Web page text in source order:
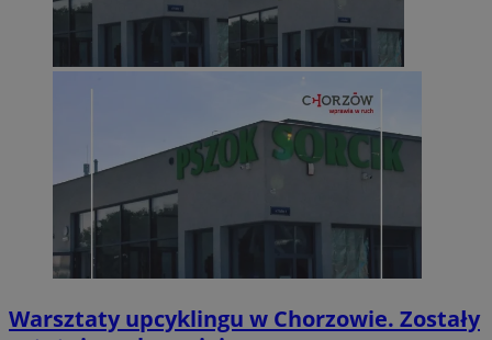
Warsztaty upcyklingu w Chorzowie. Zostały